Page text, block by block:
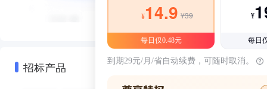
招标产品
¥14.9 ¥39
每日仅0.48元
¥
每日
到期29元/月/省自动续费，可随时取消。